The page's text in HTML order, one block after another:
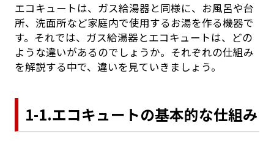
エコキュートは、ガス給湯器と同様に、お風呂や台
所、洗面所など家庭内で使用するお湯を作る機器で
す。それでは、ガス給湯器とエコキュートは、どの
ような違いがあるのでしょうか。それぞれの仕組み
を解説する中で、違いを見ていきましょう。
1-1.エコキュートの基本的な仕組み